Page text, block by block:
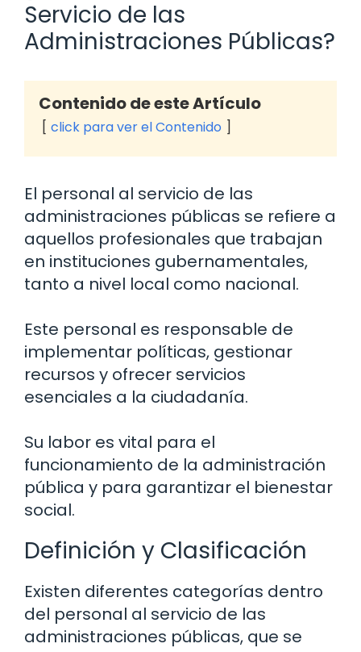
Servicio de las
Administraciones Públicas?
Contenido de este Artículo
click para ver el Contenido
El personal al servicio de las
administraciones públicas se refiere a
aquellos profesionales que trabajan
en instituciones gubernamentales,
tanto a nivel local como nacional.
Este personal es responsable de
implementar políticas, gestionar
recursos y ofrecer servicios
esenciales a la ciudadanía.
Su labor es vital para el
funcionamiento de la administración
pública y para garantizar el bienestar
social.
Definición y Clasificación
Existen diferentes categorías dentro
del personal al servicio de las
administraciones públicas, que se